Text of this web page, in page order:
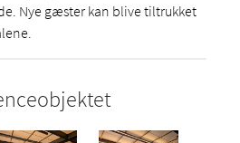
Nye gæster kan blive tiltrukket